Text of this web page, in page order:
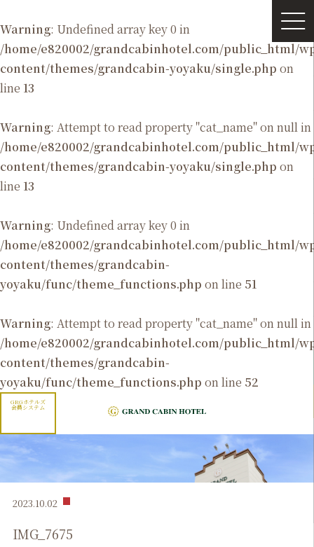
Warning: Undefined array key 0 in
/home/e820002/grandcabinhotel.com/public_html/
content/themes/grandcabin-yoyaku/single.php on
line 13
Warning: Attempt to read property "cat_name" on null in
/home/e820002/grandcabinhotel.com/public_html/
content/themes/grandcabin-yoyaku/single.php on
line 13
Warning: Undefined array key 0 in
/home/e820002/grandcabinhotel.com/public_html/
content/themes/grandcabin-
yoyaku/func/theme_functions.php on line 51
Warning: Attempt to read property "cat_name" on null in
/home/e820002/grandcabinhotel.com/public_html/
content/themes/grandcabin-
yoyaku/func/theme_functions.php on line 52
GRGホテルズ
会員システム
2023.10.02
IMG_7675